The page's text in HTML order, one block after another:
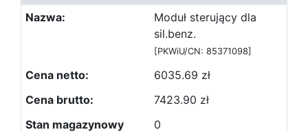
Moduł sterujący dla
sil.benz.
[PKWiU/CN: 85371098]
6035.69 zł
7423.90 zł
0